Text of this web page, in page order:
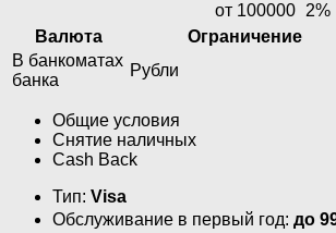
от 100000 2%
Валюта
Ограничение
В банкоматах
банка
Рубли
Общие условия
Снятие наличных
Cash Back
Тип: Visa
Обслуживание в первый год: до